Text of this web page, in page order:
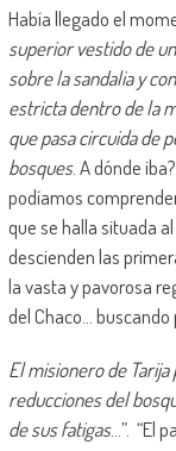
Había llegado el
superior vestido de
sobre la sandalia y
estricta dentro de la
que pasa circuida de
bosques. A dónde
podíamos
que se halla situada
descienden las
la vasta y pavorosa
del Chaco… buscando
El misionero de Tarija
reducciones del
de sus fatigas…”. “El